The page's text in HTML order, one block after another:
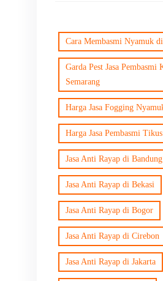
Cara Membasmi Nyamuk
Garda Pest Jasa Pembasmi
Semarang
Harga Jasa Fogging
Harga Jasa Pembasmi Tikus
Jasa Anti Rayap di Bandung
Jasa Anti Rayap di Bekasi
Jasa Anti Rayap di Bogor
Jasa Anti Rayap di Cirebon
Jasa Anti Rayap di Jakarta